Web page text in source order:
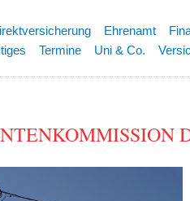
Ehrenamt
Termine Uni & Co.